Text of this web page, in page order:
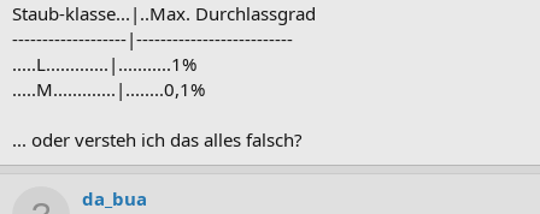
der Luftgeschwindigkeitim Sicherheitsstaubsauger. Beispiele für die
Staubklasse M können sein Stäube aus Kupfer, Mangan oder
Staub-klasse...|..Max. Durchlassgrad
-------------------|--------------------------
.....L.............|...........1%
.....M.............|........0,1%
... oder versteh ich das alles falsch?
da_bua